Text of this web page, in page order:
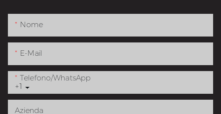
Nome
E-Mail
+1
Telefono/WhatsApp
Azienda